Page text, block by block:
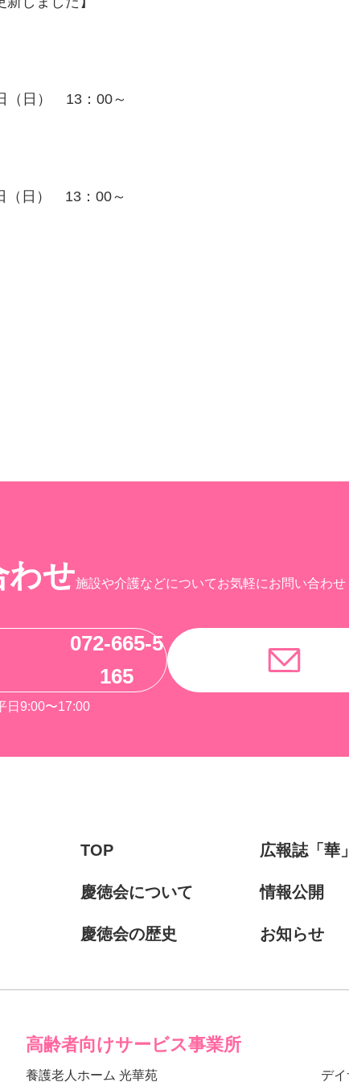
（日） 13：00～
（日） 13：00～
わせ施設や介護などについてお気軽にお問い合わせ
072-665-5
165
日9:00〜17:00
TOP
慶徳会について
慶徳会の歴史
広報誌「華」
情報公開
お知らせ
高齢者向けサービス事業所
養護老人ホーム 光華苑